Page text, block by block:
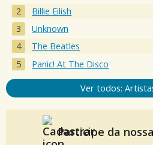
Billie Eilish
Unknown
The Beatles
Panic! At The Disco
Ver todos:
Participe da